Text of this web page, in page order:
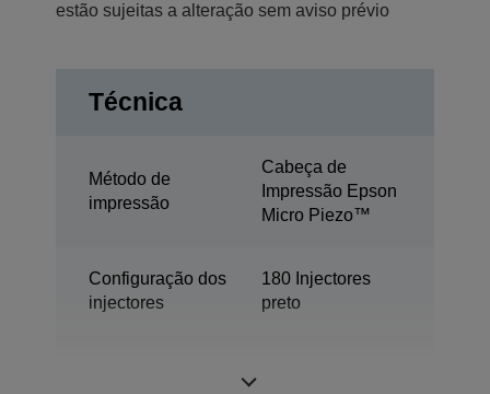
estão sujeitas a alteração sem aviso prévio
Técnica
Método de
impressão
Cabeça de
Impressão Epson
Micro Piezo™
Configuração dos
injectores
180 Injectores
preto